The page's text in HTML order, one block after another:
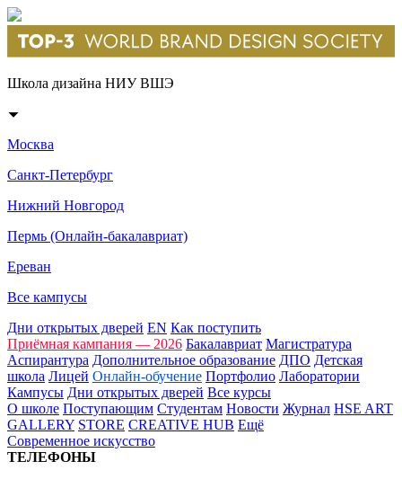
Школа дизайна НИУ ВШЭ
Москва
Санкт-Петербург
Нижний Новгород
Пермь (Онлайн-бакалавриат)
Ереван
Все кампусы
Дни открытых дверей EN Как поступить
Приёмная кампания — 2026 Бакалавриат Магистратура
Аспирантура Дополнительное образование ДПО Детская
школа Лицей Онлайн-обучение Портфолио Лаборатории
Кампусы Дни открытых дверей Все курсы
О школе Поступающим Студентам Новости Журнал HSE ART
GALLERY STORE CREATIVE HUB Ещё
Современное искусство
ТЕЛЕФОНЫ